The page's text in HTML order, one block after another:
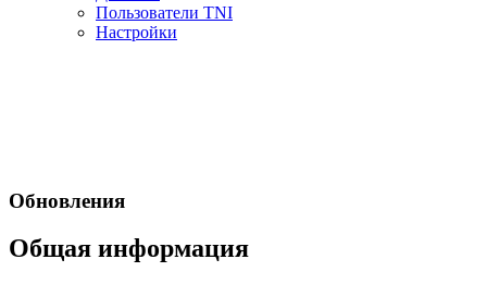
Пользователи TNI
Настройки
Обновления
Общая информация